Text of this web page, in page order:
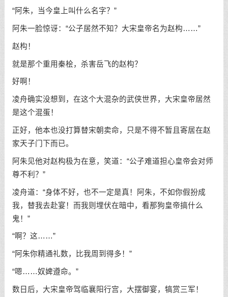
“阿朱，当今皇上叫什么名字？”
阿朱一脸惊讶：“公子居然不知？大宋皇帝名为赵构……”
赵构！
就是那个重用秦桧，杀害岳飞的赵构？
好啊！
凌舟确实没想到，在这个大混杂的武侠世界，大宋皇帝居然
是这个混蛋！
正好，他本也没打算替宋朝卖命，只是不得不暂且寄居在赵
家天子门下而已。
阿朱见他对赵构极为在意，笑道：“公子难道担心皇帝会对师
尊不利？”
凌舟道：“身体不好，也不一定是真！阿朱，不如你假扮成
我，替我去赴宴！而我则埋伏在暗中，看那狗皇帝搞什么
鬼！”
“啊？这……”
“阿朱你精通礼数，比我周到得多！”
“嗯……奴婢遵命。”
数日后，大宋皇帝驾临襄阳行宫，大摆御宴，犒赏三军！